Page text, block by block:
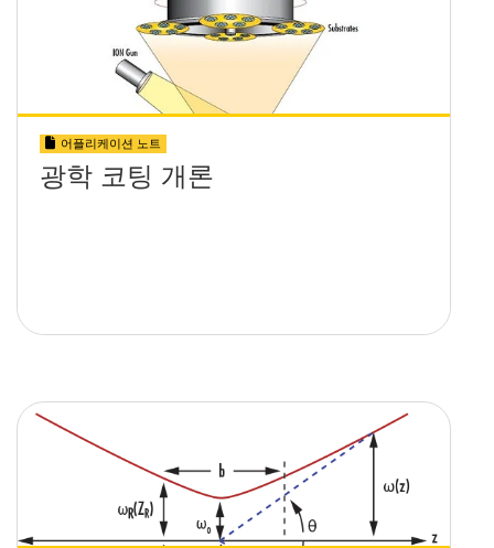
어플리케이션 노트
광학 코팅 개론